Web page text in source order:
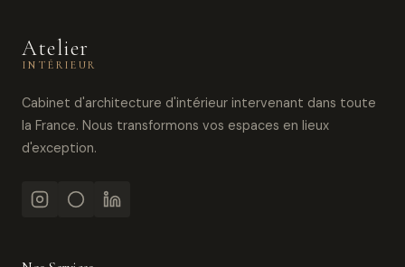
Atelier
INTÉRIEUR
Cabinet d'architecture d'intérieur intervenant dans toute
la France. Nous transformons vos espaces en lieux
d'exception.